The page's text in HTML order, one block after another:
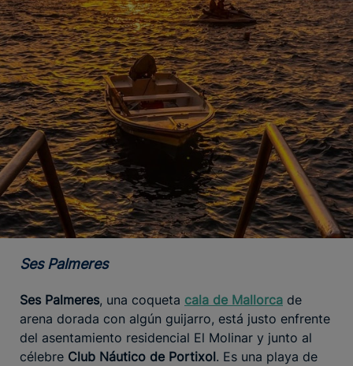
Ses Palmeres
Ses Palmeres, una coqueta cala de Mallorca de
arena dorada con algún guijarro, está justo enfrente
del asentamiento residencial El Molinar y junto al
célebre Club Náutico de Portixol. Es una playa de